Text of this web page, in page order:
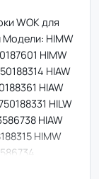
WOK для
Модели: HIMW
HIMW
HIAW
HIAW
HILW
HIAW
HIMW
....